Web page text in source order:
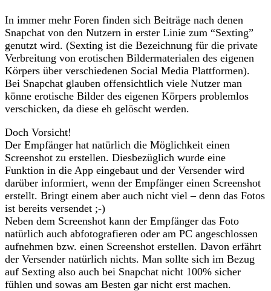
In immer mehr Foren finden sich Beiträge nach denen
Snapchat von den Nutzern in erster Linie zum “Sexting”
genutzt wird. (Sexting ist die Bezeichnung für die private
Verbreitung von erotischen Bildermaterialen des eigenen
Körpers über verschiedenen Social Media Plattformen).
Bei Snapchat glauben offensichtlich viele Nutzer man
könne erotische Bilder des eigenen Körpers problemlos
verschicken, da diese eh gelöscht werden.
Doch Vorsicht!
Der Empfänger hat natürlich die Möglichkeit einen
Screenshot zu erstellen. Diesbezüglich wurde eine
Funktion in die App eingebaut und der Versender wird
darüber informiert, wenn der Empfänger einen Screenshot
erstellt. Bringt einem aber auch nicht viel – denn das Fotos
ist bereits versendet ;-)
Neben dem Screenshot kann der Empfänger das Foto
natürlich auch abfotografieren oder am PC angeschlossen
aufnehmen bzw. einen Screenshot erstellen. Davon erfährt
der Versender natürlich nichts. Man sollte sich im Bezug
auf Sexting also auch bei Snapchat nicht 100% sicher
fühlen und sowas am Besten gar nicht erst machen.